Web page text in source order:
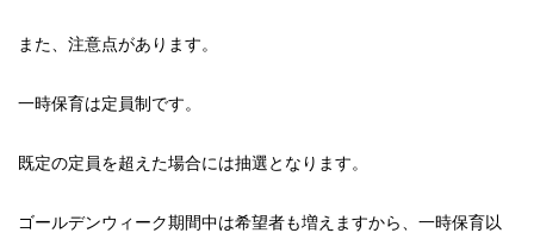
また、注意点があります。
一時保育は定員制です。
既定の定員を超えた場合には抽選となります。
ゴールデンウィーク期間中は希望者も増えますから、一時保育以